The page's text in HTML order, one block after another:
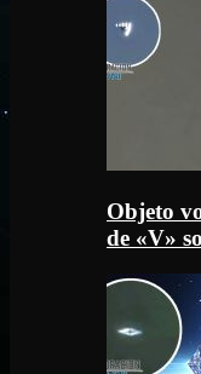
Objeto
de «V»